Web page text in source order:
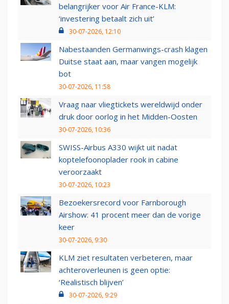
belangrijker voor Air France-KLM:
‘investering betaalt zich uit’
30-07-2026, 12:10
Nabestaanden Germanwings-crash klagen
Duitse staat aan, maar vangen mogelijk
bot
30-07-2026, 11:58
Vraag naar vliegtickets wereldwijd onder
druk door oorlog in het Midden-Oosten
30-07-2026, 10:36
SWISS-Airbus A330 wijkt uit nadat
koptelefoonoplader rook in cabine
veroorzaakt
30-07-2026, 10:23
Bezoekersrecord voor Farnborough
Airshow: 41 procent meer dan de vorige
keer
30-07-2026, 9:30
KLM ziet resultaten verbeteren, maar
achteroverleunen is geen optie:
‘Realistisch blijven’
30-07-2026, 9:29